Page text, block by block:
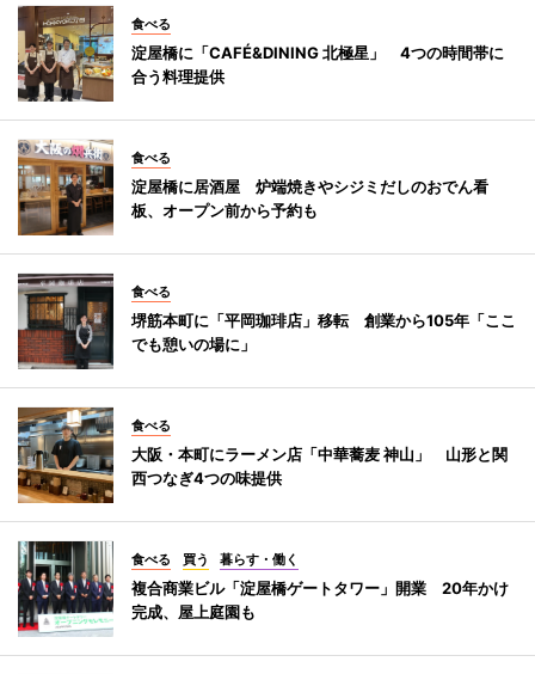
食べる
淀屋橋に「CAFÉ&DINING 北極星」 4つの時間帯に
合う料理提供
食べる
淀屋橋に居酒屋 炉端焼きやシジミだしのおでん看
板、オープン前から予約も
食べる
堺筋本町に「平岡珈琲店」移転 創業から105年「ここ
でも憩いの場に」
食べる
大阪・本町にラーメン店「中華蕎麦 神山」 山形と関
西つなぎ4つの味提供
食べる 買う 暮らす・働く
複合商業ビル「淀屋橋ゲートタワー」開業 20年かけ
完成、屋上庭園も